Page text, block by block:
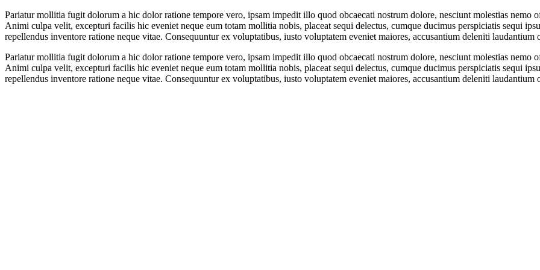
Pariatur mollitia fugit dolorum a hic dolor ratione tempore vero, ipsam impedit illo quod obcaecati nostrum dolore, nesciunt molestias nemo
Animi culpa velit, excepturi facilis hic eveniet neque eum totam mollitia nobis, placeat sequi delectus, cumque ducimus perspiciatis sequi
repellendus inventore ratione neque vitae. Consequuntur ex voluptatibus, iusto voluptatem eveniet maiores, accusantium deleniti laudantium
Pariatur mollitia fugit dolorum a hic dolor ratione tempore vero, ipsam impedit illo quod obcaecati nostrum dolore, nesciunt molestias nemo
Animi culpa velit, excepturi facilis hic eveniet neque eum totam mollitia nobis, placeat sequi delectus, cumque ducimus perspiciatis sequi
repellendus inventore ratione neque vitae. Consequuntur ex voluptatibus, iusto voluptatem eveniet maiores, accusantium deleniti laudantium